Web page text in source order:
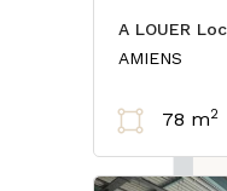
A LOUER
AMIENS
78 m2